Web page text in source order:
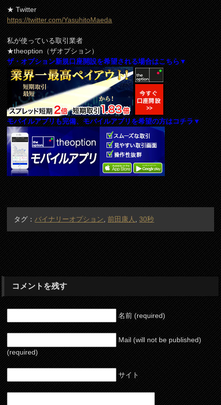
★ Twitter
https://twitter.com/YasuhitoMaeda
私が使っている取引業者
★theoption（ザオプション）
ザ・オプション新規口座開設を希望される場合はこちら▼
モバイルアプリも完備、モバイルアプリを希望の方はコチラ▼
タグ： バイナリーオプション ,前田康人 ,30秒
コメントを残す
名前 (required)
Mail (will not be published)
(required)
サイト